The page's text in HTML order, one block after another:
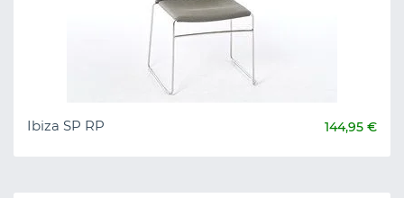
Ibiza SP RP 144,95 €